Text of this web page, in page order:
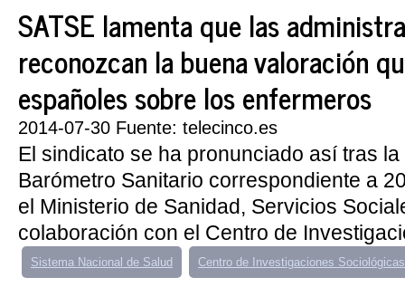
SATSE lamenta que las
reconozcan la buena valoración
españoles sobre los enfermeros
2014-07-30 Fuente: telecinco.es
El sindicato se ha pronunciado así tras
Barómetro Sanitario correspondiente a
el Ministerio de Sanidad, Servicios
colaboración con el Centro de
Sistema Nacional de Salud Centro de Investigaciones Sociológicas